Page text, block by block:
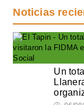
Noticias
Un